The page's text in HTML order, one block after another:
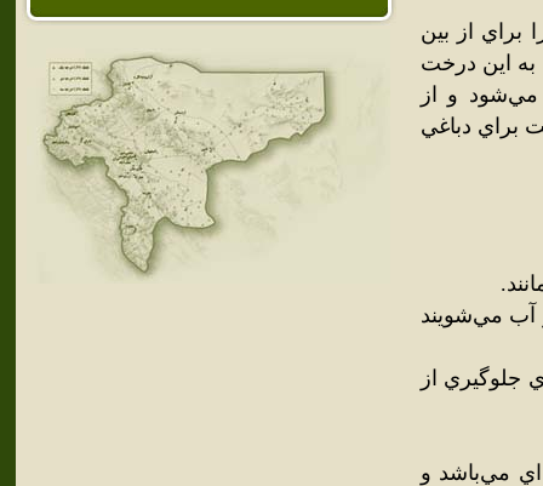
براي از بين
اين درخت
مي‌شود و از
براي دباغي
آب مي‌شويند
جلوگيري از
مي‌باشد و